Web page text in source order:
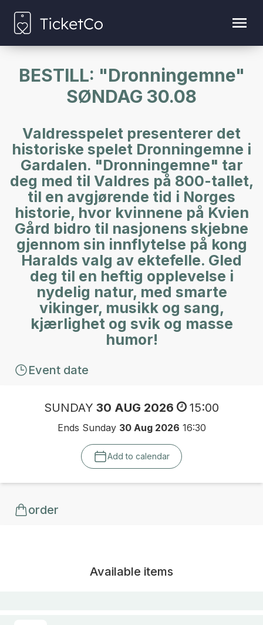
BESTILL: "Dronningemne"
SØNDAG 30.08
Valdresspelet presenterer det
historiske spelet Dronningemne i
Gardalen. "Dronningemne" tar
deg med til Valdres på 800-tallet,
til en avgjørende tid i Norges
historie, hvor kvinnene på Kvien
Gård bidro til nasjonens skjebne
gjennom sin innflytelse på kong
Haralds valg av ektefelle. Gled
deg til en heftig opplevelse i
nydelig natur, med smarte
vikinger, musikk og sang,
kjærlighet og svik og masse
humor!
Event date
SUNDAY 30 AUG 2026 15:00
Ends Sunday 30 Aug 2026 16:30
Add to calendar
order
Available items